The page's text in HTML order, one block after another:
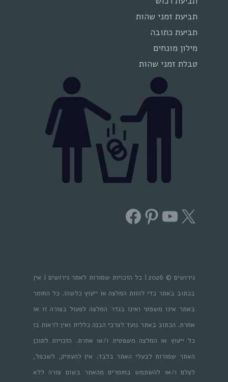
תביעת זמני שהות
תביעת כתובה
מילון מונחים
טבלת זמני שהות
X
YouTube
Pinterest
Facebook
גירושים © 2026 | כל הזכויות שמורות לאתר גירושים | אין
בכתוב באתר כדי להוות המלצה או ייעוץ כלשהו. כל החומר
באתר אינו משפטי ואינו בגדר המלצה לפעול בצורה זו או
אחרת. הכתוב באתר נועד לצרכי הבנה כללית ואין לראות בו
כל ייעוץ או המלצה משפטית ו/או אחרת. הזכויות לתוכן
האתר שמורות לבעלי האתר בלבד. אין להעתיק, לשכפל,
לצלם ו/או להשתמש בחומרים מהאתר בשום צורה ללא